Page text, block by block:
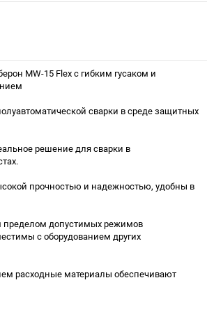
MW-15 Flex с гибким гусаком и
сварки в среде защитных
решение для сварки в
прочностью и надежностью, удобны в
пределом допустимых режимов
с оборудованием других
расходные материалы обеспечивают